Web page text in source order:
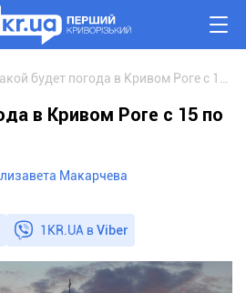
в Кривом Роге с 15 по
Макарчева
1KR.UA вViber